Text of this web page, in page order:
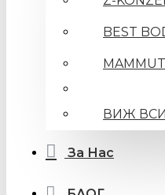
BEST
ВИЖ
За Нас